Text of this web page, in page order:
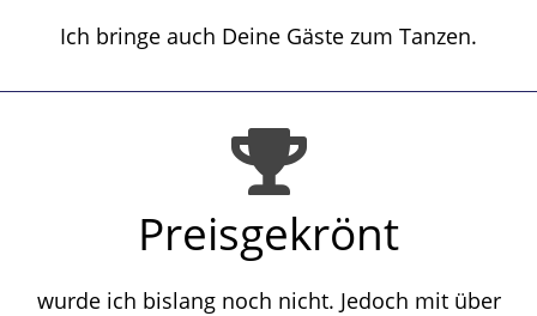
Ich bringe auch Deine Gäste zum Tanzen.
Preisgekrönt
wurde ich bislang noch nicht. Jedoch mit über